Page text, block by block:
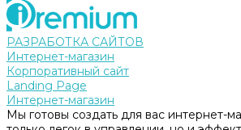
РАЗРАБОТКА САЙТОВ
Интернет-магазин
Корпоративный сайт
Landing Page
Интернет-магазин
Мы готовы создать для вас интернет-